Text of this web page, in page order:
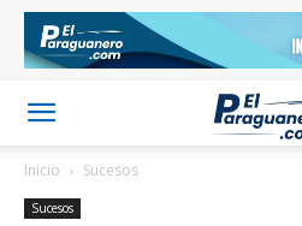
Inicio Sucesos
Sucesos